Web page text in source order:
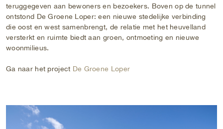
teruggegeven aan bewoners en bezoekers. Boven op de tunnel
ontstond De Groene Loper: een nieuwe stedelijke verbinding
die oost en west samenbrengt, de relatie met het heuvelland
versterkt en ruimte biedt aan groen, ontmoeting en nieuwe
woonmilieus.
Ga naar het project De Groene Loper